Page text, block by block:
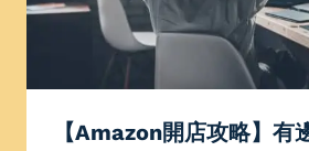
【Amazon開店攻略】